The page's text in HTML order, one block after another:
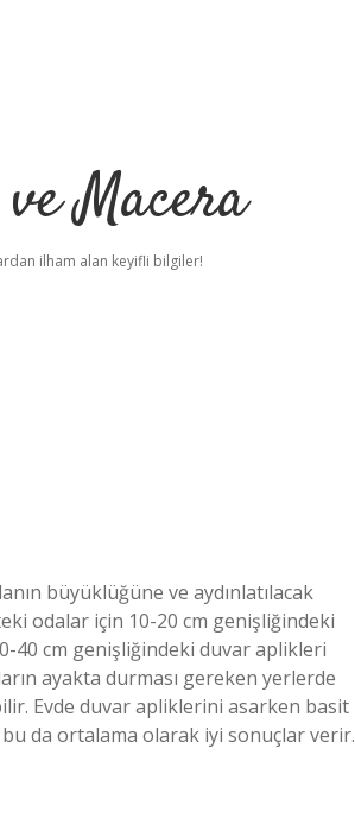
Macera
ilham alan keyifli bilgiler!
büyüklüğüne ve aydınlatılacak
odalar için 10-20 cm genişliğindeki
40 cm genişliğindeki duvar aplikleri
ayakta durması gereken yerlerde
Evde duvar apliklerini asarken basit
bu da ortalama olarak iyi sonuçlar verir.